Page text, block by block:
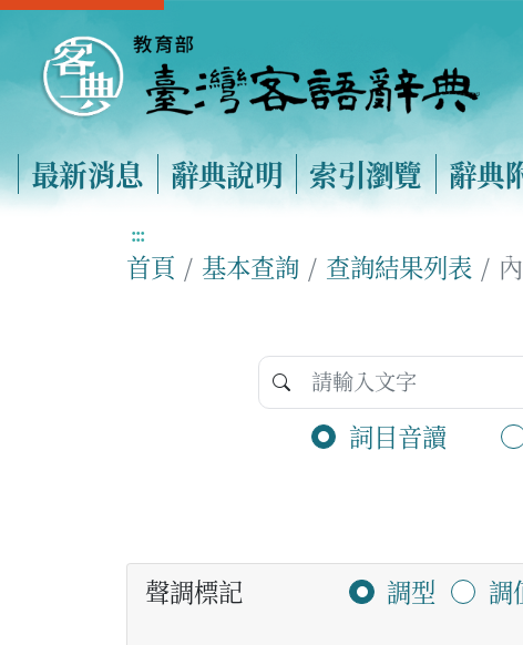
最新消息 辭典說明 索引瀏覽 辭典
:::
首頁 基本查詢 查詢結果列表
詞目音讀
聲調標記 調型 調